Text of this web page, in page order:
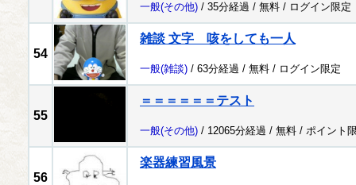
一般(その他) / 35分経過 / 無料 / ログイン限定
54
雑談 文字 咳をしても一人
一般(雑談) / 63分経過 / 無料 / ログイン限定
55
＝＝＝＝＝＝テスト
一般(その他) / 12065分経過 / 無料 / ポイント
56
楽器練習風景